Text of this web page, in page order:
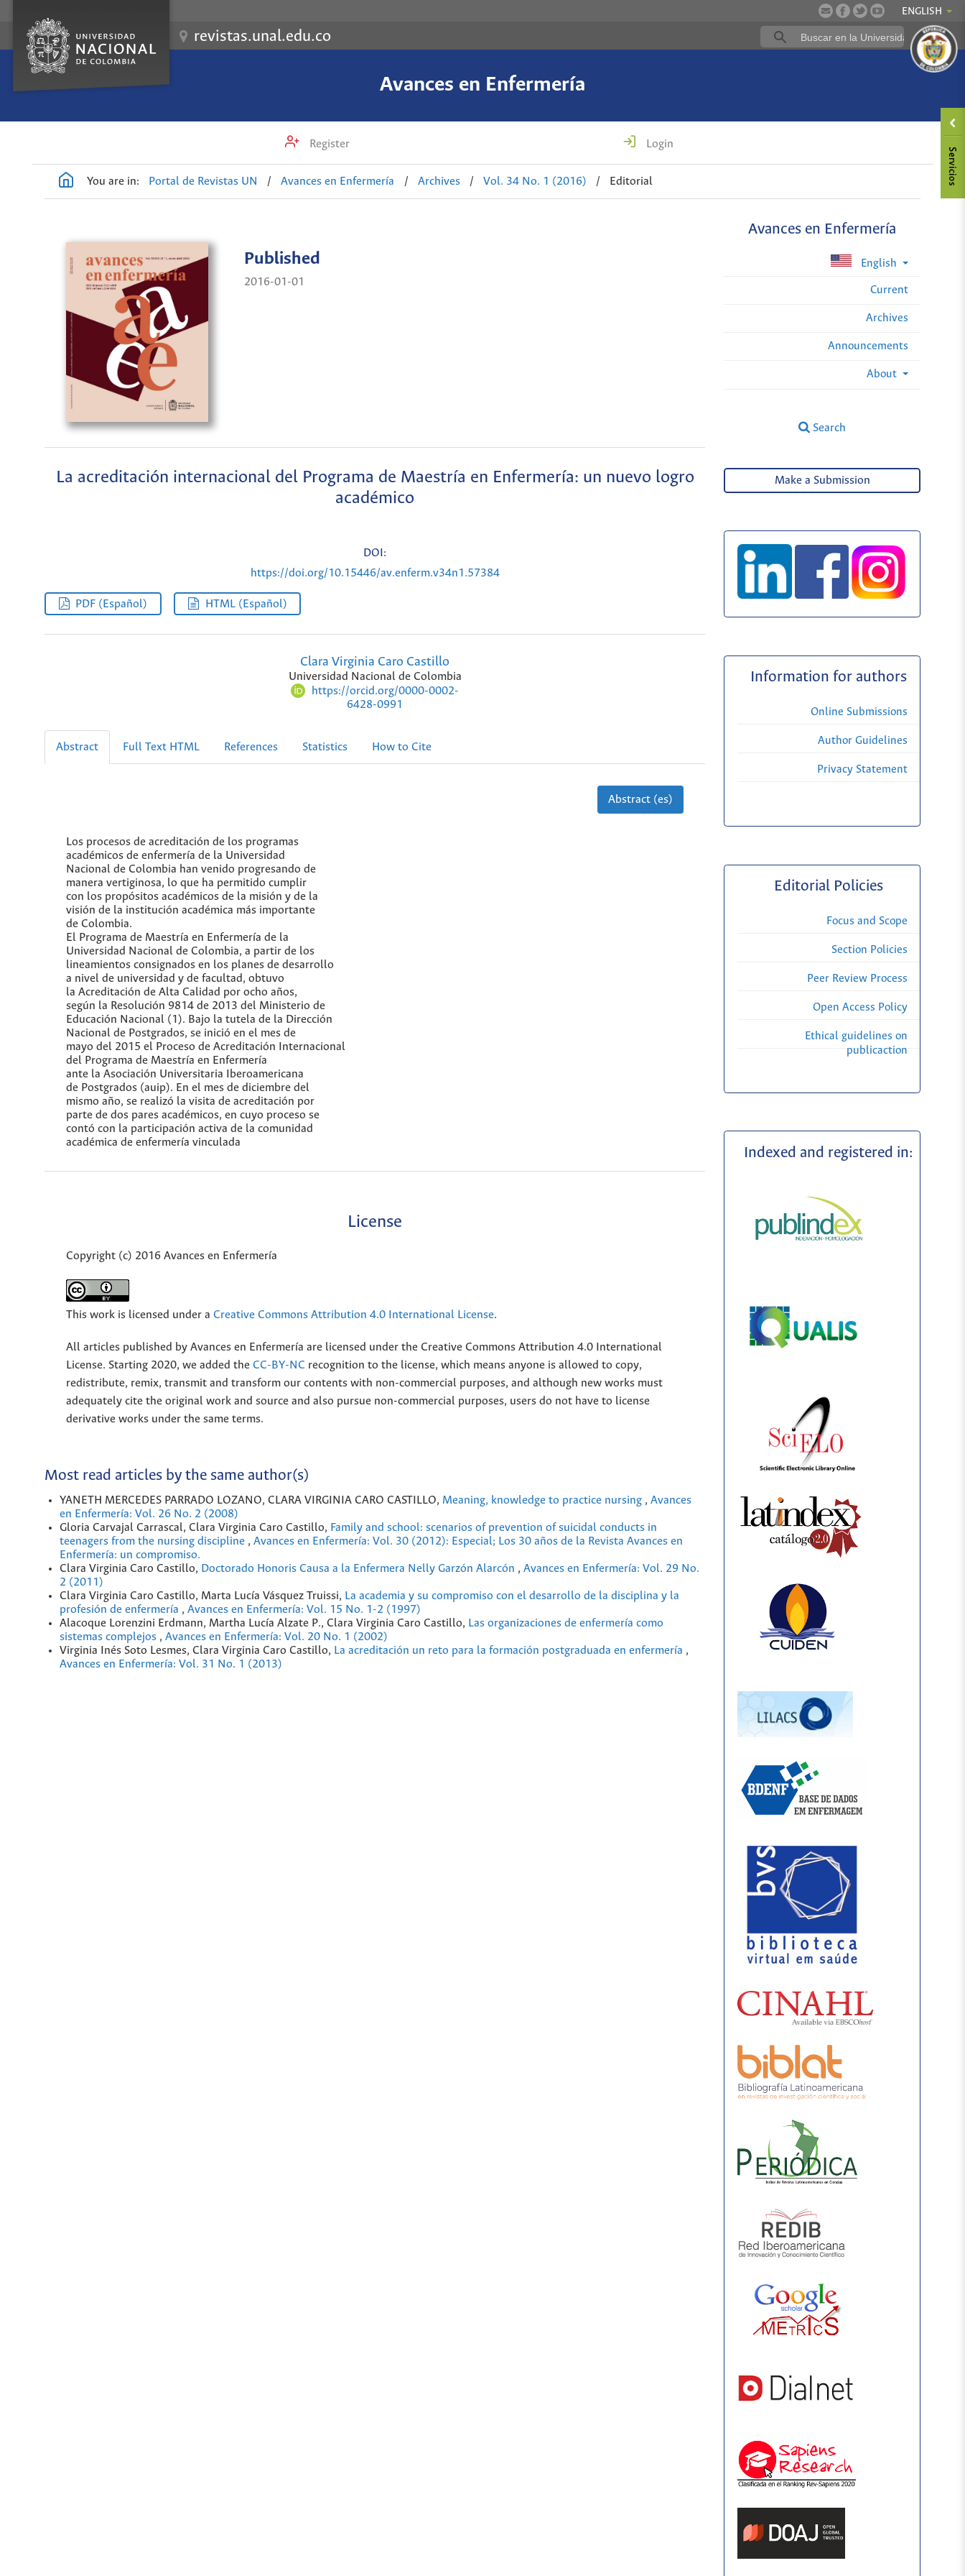
ENGLISH
revistas.unal.edu.co
Avances en Enfermería
Register Login
You are in: Portal de Revistas UN / Avances en Enfermería / Archives / Vol. 34 No. 1 (2016) / Editorial
Avances en Enfermería
English
Current
Archives
Announcements
About
Search
Published
2016-01-01
La acreditación internacional del Programa de Maestría en Enfermería: un nuevo logro
académico
DOI:
https://doi.org/10.15446/av.enferm.v34n1.57384
PDF (Español) HTML (Español)
Clara Virginia Caro Castillo
Universidad Nacional de Colombia
https://orcid.org/0000-0002-
6428-0991
Abstract Full Text HTML References Statistics How to Cite
Abstract (es)
Los procesos de acreditación de los programas
académicos de enfermería de la Universidad
Nacional de Colombia han venido progresando de
manera vertiginosa, lo que ha permitido cumplir
con los propósitos académicos de la misión y de la
visión de la institución académica más importante
de Colombia.
El Programa de Maestría en Enfermería de la
Universidad Nacional de Colombia, a partir de los
lineamientos consignados en los planes de desarrollo
a nivel de universidad y de facultad, obtuvo
la Acreditación de Alta Calidad por ocho años,
según la Resolución 9814 de 2013 del Ministerio de
Educación Nacional (1). Bajo la tutela de la Dirección
Nacional de Postgrados, se inició en el mes de
mayo del 2015 el Proceso de Acreditación Internacional
del Programa de Maestría en Enfermería
ante la Asociación Universitaria Iberoamericana
de Postgrados (auip). En el mes de diciembre del
mismo año, se realizó la visita de acreditación por
parte de dos pares académicos, en cuyo proceso se
contó con la participación activa de la comunidad
académica de enfermería vinculada
License
Copyright (c) 2016 Avances en Enfermería
This work is licensed under a Creative Commons Attribution 4.0 International License.
All articles published by Avances en Enfermería are licensed under the Creative Commons Attribution 4.0 International
License. Starting 2020, we added the CC-BY-NC recognition to the license, which means anyone is allowed to copy,
redistribute, remix, transmit and transform our contents with non-commercial purposes, and although new works must
adequately cite the original work and source and also pursue non-commercial purposes, users do not have to license
derivative works under the same terms.
Most read articles by the same author(s)
YANETH MERCEDES PARRADO LOZANO, CLARA VIRGINIA CARO CASTILLO, Meaning, knowledge to practice nursing , Avances
en Enfermería: Vol. 26 No. 2 (2008)
Gloria Carvajal Carrascal, Clara Virginia Caro Castillo, Family and school: scenarios of prevention of suicidal conducts in
teenagers from the nursing discipline , Avances en Enfermería: Vol. 30 (2012): Especial; Los 30 años de la Revista Avances en
Enfermería: un compromiso.
Clara Virginia Caro Castillo, Doctorado Honoris Causa a la Enfermera Nelly Garzón Alarcón , Avances en Enfermería: Vol. 29 No.
2 (2011)
Clara Virginia Caro Castillo, Marta Lucía Vásquez Truissi, La academia y su compromiso con el desarrollo de la disciplina y la
profesión de enfermería , Avances en Enfermería: Vol. 15 No. 1-2 (1997)
Alacoque Lorenzini Erdmann, Martha Lucía Alzate P., Clara Virginia Caro Castillo, Las organizaciones de enfermería como
sistemas complejos , Avances en Enfermería: Vol. 20 No. 1 (2002)
Virginia Inés Soto Lesmes, Clara Virginia Caro Castillo, La acreditación un reto para la formación postgraduada en enfermería ,
Avances en Enfermería: Vol. 31 No. 1 (2013)
Make a Submission
Information for authors
Online Submissions
Author Guidelines
Privacy Statement
Editorial Policies
Focus and Scope
Section Policies
Peer Review Process
Open Access Policy
Ethical guidelines on
publicaction
Indexed and registered in: